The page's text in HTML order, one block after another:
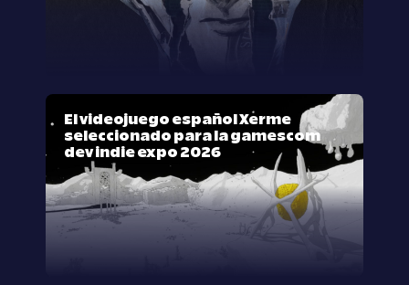
El videojuego español Xerme
seleccionado para la gamescom
dev indie expo 2026